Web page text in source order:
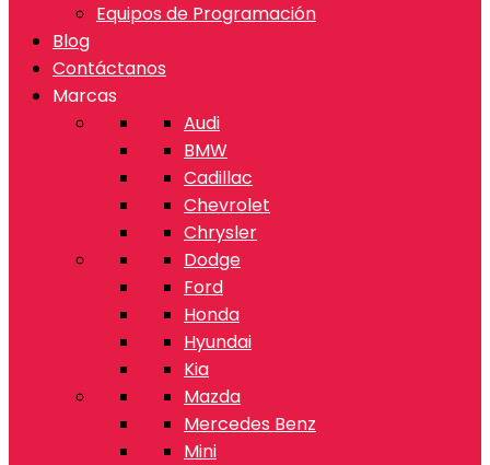
Equipos de Programación
Blog
Contáctanos
Marcas
Audi
BMW
Cadillac
Chevrolet
Chrysler
Dodge
Ford
Honda
Hyundai
Kia
Mazda
Mercedes Benz
Mini